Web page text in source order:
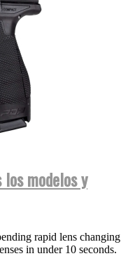
modelos y
rapid lens changing
in under 10 seconds.